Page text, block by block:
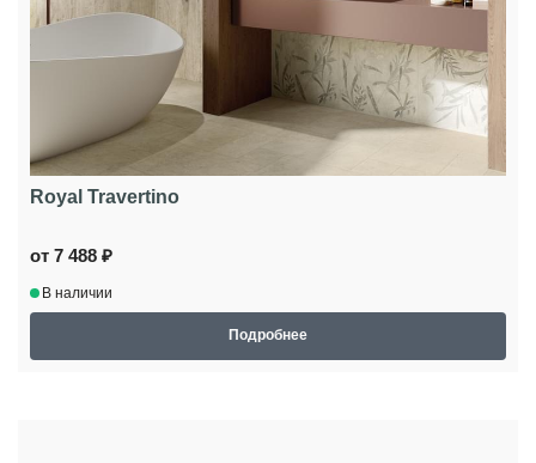
Royal Travertino
от 7 488 ₽
В наличии
Подробнее